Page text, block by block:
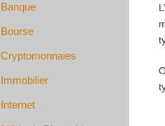
Banque
Bourse
Cryptomonnaies
Immobilier
Internet